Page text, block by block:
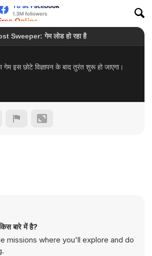
बारे में है?
missions where you'll explore and do